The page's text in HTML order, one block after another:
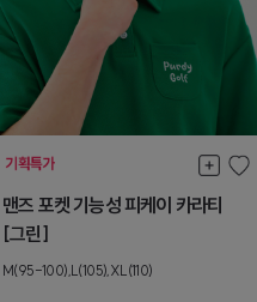
맨즈 포켓 기능성 피케이 카라티
[그린]
M(95-100),L(105),XL(110)